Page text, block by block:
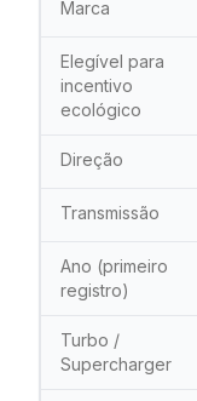
Marca
Elegível para
incentivo
ecológico
Direção
Transmissão
Ano (primeiro
registro)
Turbo /
Supercharger